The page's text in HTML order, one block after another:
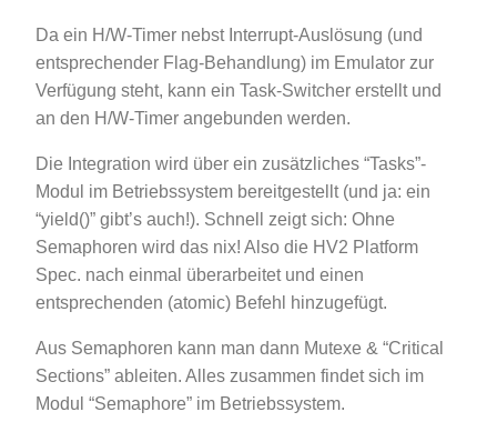
Da ein H/W-Timer nebst Interrupt-Auslösung (und
entsprechender Flag-Behandlung) im Emulator zur
Verfügung steht, kann ein Task-Switcher erstellt und
an den H/W-Timer angebunden werden.
Die Integration wird über ein zusätzliches “Tasks”-
Modul im Betriebssystem bereitgestellt (und ja: ein
“yield()” gibt’s auch!). Schnell zeigt sich: Ohne
Semaphoren wird das nix! Also die HV2 Platform
Spec. nach einmal überarbeitet und einen
entsprechenden (atomic) Befehl hinzugefügt.
Aus Semaphoren kann man dann Mutexe & “Critical
Sections” ableiten. Alles zusammen findet sich im
Modul “Semaphore” im Betriebssystem.